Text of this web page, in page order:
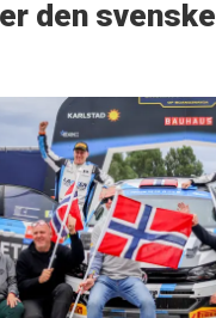
den svenske